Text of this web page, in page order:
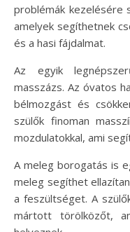
problémák kezelésére
amelyek segíthetnek
és a hasi fájdalmat.
Az egyik
masszázs. Az óvatos
bélmozgást és
szülők finoman
mozdulatokkal, ami
A meleg borogatás is
meleg segíthet
a feszültséget. A
mártott törölközőt,